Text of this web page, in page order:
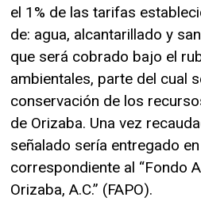
el 1% de las tarifas
de: agua, alcantarillado y
que será cobrado bajo el
ambientales, parte del cual
conservación de los
de Orizaba. Una vez
señalado sería entregado
correspondiente al “Fondo
Orizaba, A.C.” (FAPO).